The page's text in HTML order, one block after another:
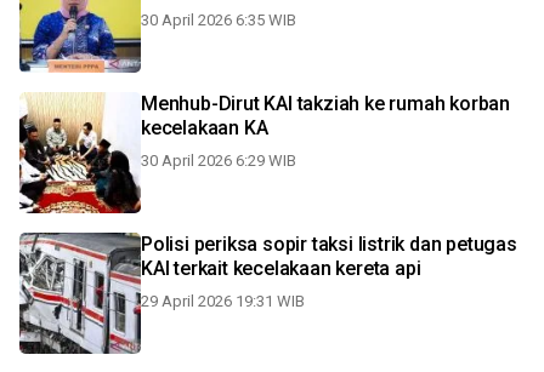
30 April 2026 6:35 WIB
Menhub-Dirut KAI takziah ke rumah korban
kecelakaan KA
30 April 2026 6:29 WIB
Polisi periksa sopir taksi listrik dan petugas
KAI terkait kecelakaan kereta api
29 April 2026 19:31 WIB